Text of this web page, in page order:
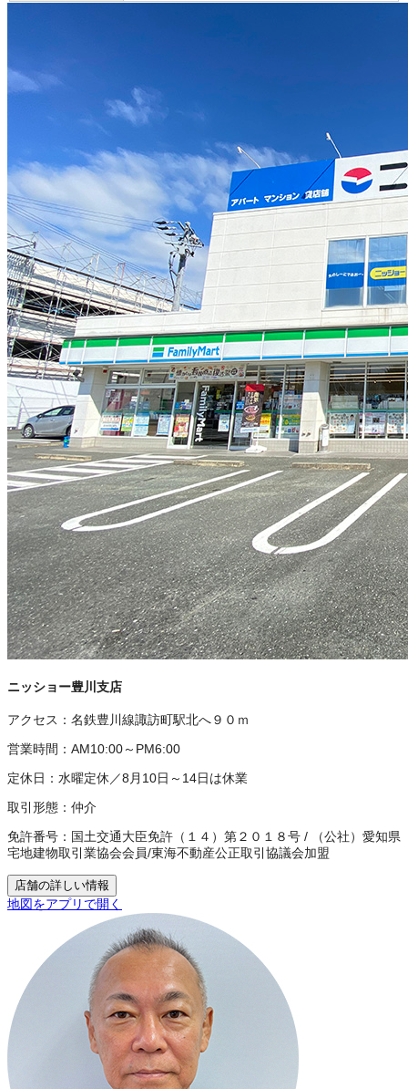
ニッショー豊川支店
アクセス： 名鉄豊川線諏訪町駅北へ９０ｍ
営業時間： AM10:00～PM6:00
定休日： 水曜定休／8月10日～14日は休業
取引形態： 仲介
免許番号： 国土交通大臣免許（１４）第２０１８号 /
（公社）愛知県
宅地建物取引業協会会員/東海不動産公正取引協議会加盟
店舗の詳しい情報
地図をアプリで開く